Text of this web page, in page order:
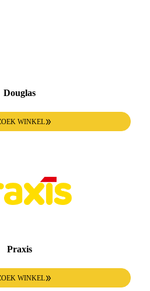
Douglas
WINKEL
Praxis
WINKEL